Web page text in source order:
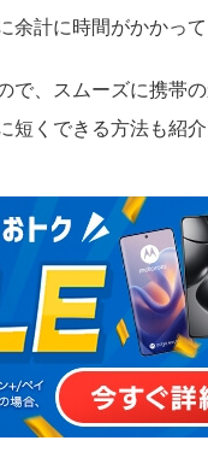
余計に時間がかかって
で、スムーズに携帯
くできる方法も紹介